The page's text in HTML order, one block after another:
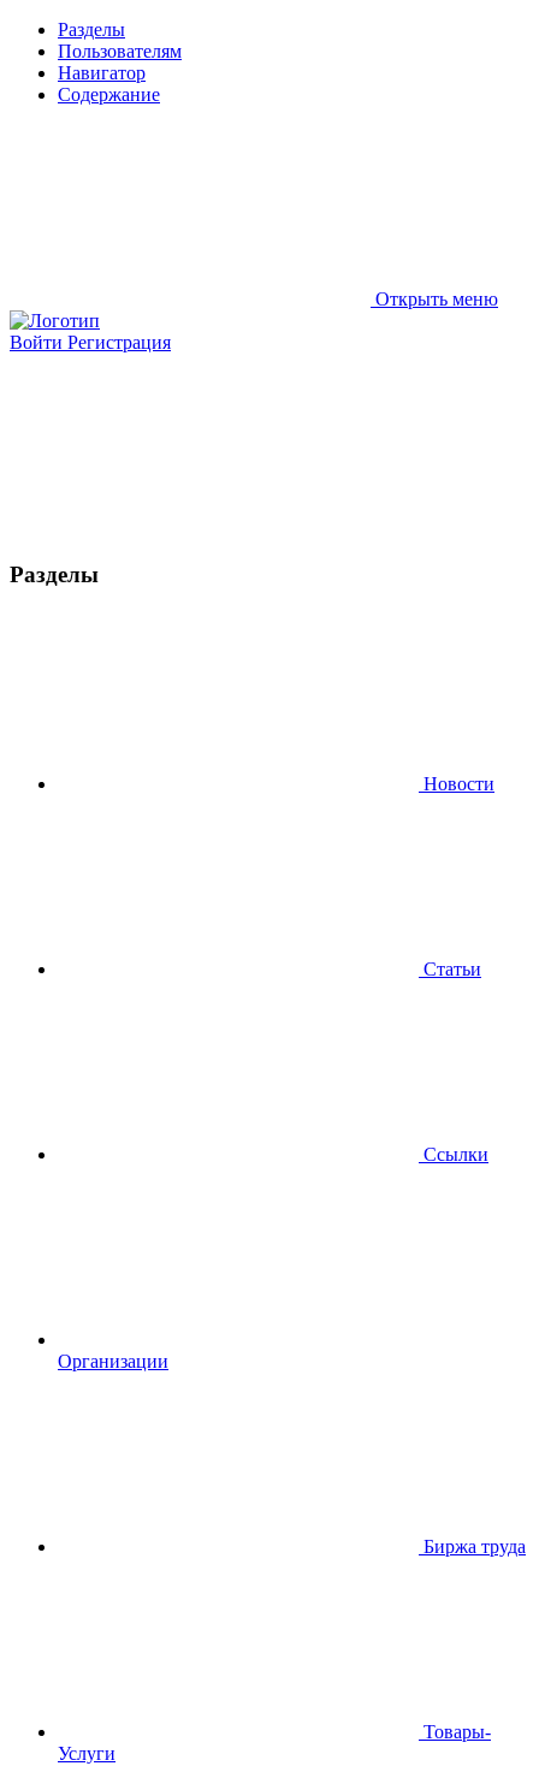
Разделы
Пользователям
Навигатор
Содержание
Открыть меню
Войти Регистрация
Разделы
Новости
Статьи
Ссылки
Организации
Биржа труда
Товары-
Услуги